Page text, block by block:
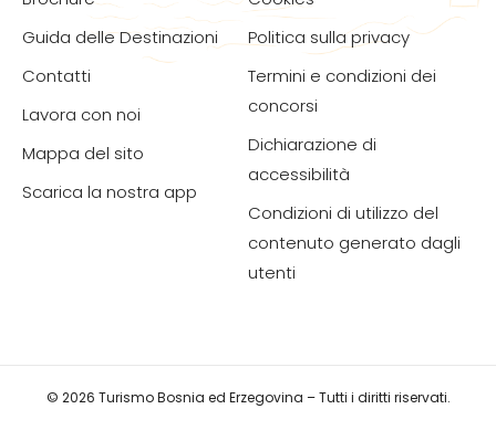
Guida delle Destinazioni
Contatti
Lavora con noi
Mappa del sito
Scarica la nostra app
Politica sulla privacy
Termini e condizioni dei
concorsi
Dichiarazione di
accessibilità
Condizioni di utilizzo del
contenuto generato dagli
utenti
© 2026 Turismo Bosnia ed Erzegovina – Tutti i diritti riservati.